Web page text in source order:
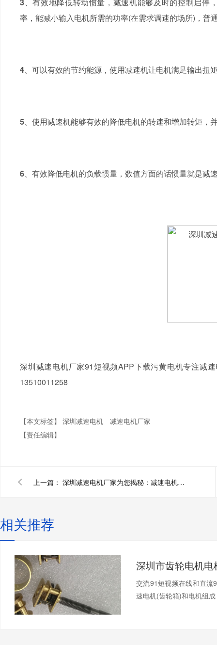
率，能减小输入电机所需的功率(在需求调速的场所) ，普
4、可以有效的节约能源，使用减速机让电机满足输出扭
5、使用减速机能够有效的降低电机的转速和增加转矩，
6、有效降低电机的负载惯量，数值方面的话惯量就是减
深圳减速电机厂家91短视频APP下载污黄电机专注减
13510011258
【本文标签】 深圳减速电机
减速电机厂家
【责任编辑】
上一篇： 深圳减速电机厂家为您揭秘：减速电机传动原理
相关推荐
交流91短视频在线和直流
速电机(齿轮箱)和电机组